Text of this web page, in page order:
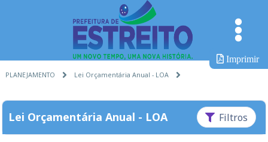
Imprimir
PLANEJAMENTO Lei Orçamentária Anual - LOA
Lei Orçamentária Anual - LOA Filtros